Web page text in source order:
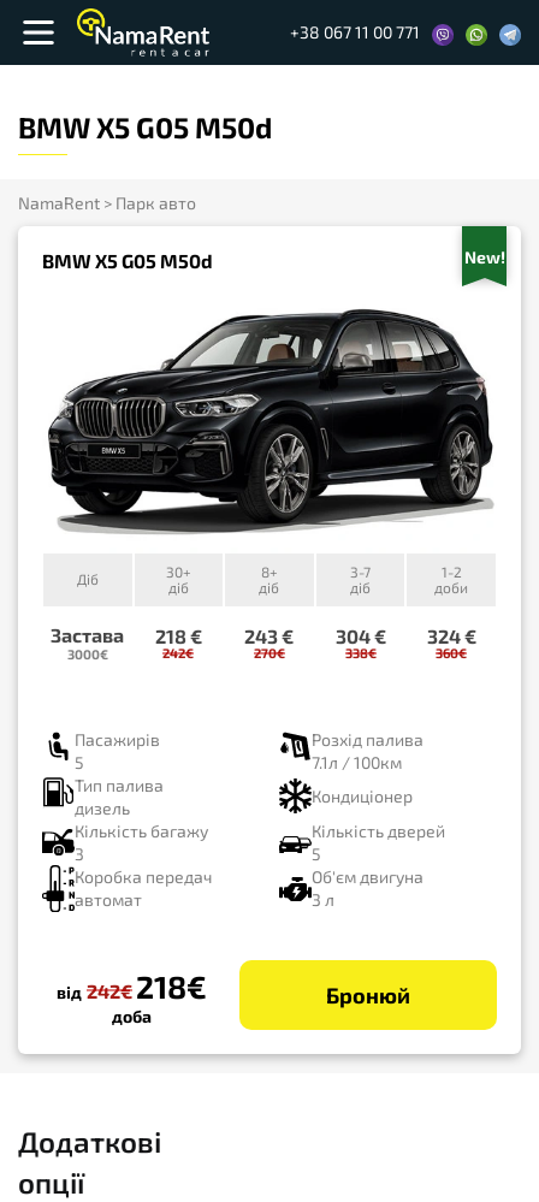
+38 067 11 00 771
BMW X5 G05 M50d
NamaRent > Парк авто
BMW X5 G05 M50d New!
Діб
30+
діб
8+
діб
3-7
діб
1-2
доби
Застава
3000€
218 €
242€
243 €
270€
304 €
338€
324 €
360€
Пасажирів
5
Розхід палива
7.1л / 100км
Тип палива
дизель
Кондиціонер
Кількість багажу
3
Кількість дверей
5
Коробка передач
автомат
Об'єм двигуна
3 л
від 242€ 218€
доба
Бронюй
Додаткові
опції